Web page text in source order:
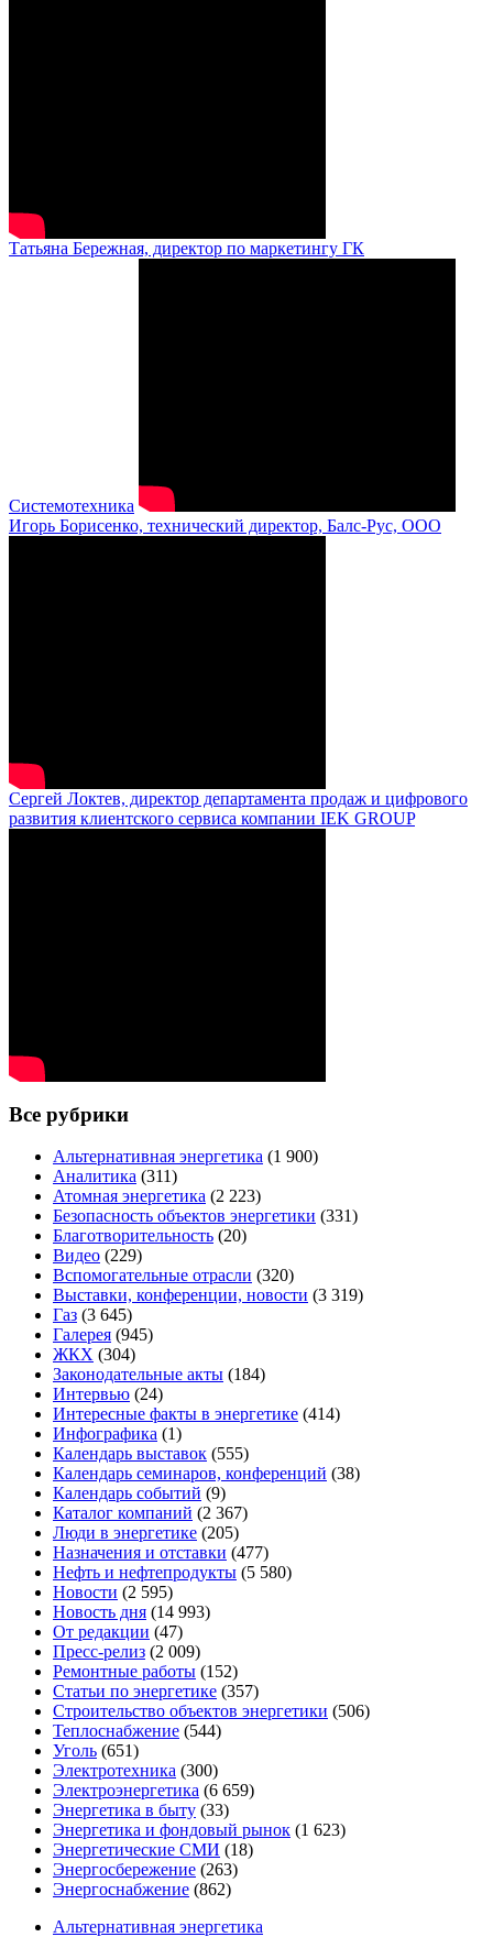
Татьяна Бережная, директор по маркетингу ГК
Системотехника
Игорь Борисенко, технический директор, Балс-Рус, ООО
Сергей Локтев, директор департамента продаж и цифрового
развития клиентского сервиса компании IEK GROUP
Все рубрики
Альтернативная энергетика (1 900)
Аналитика (311)
Атомная энергетика (2 223)
Безопасность объектов энергетики (331)
Благотворительность (20)
Видео (229)
Вспомогательные отрасли (320)
Выставки, конференции, новости (3 319)
Газ (3 645)
Галерея (945)
ЖКХ (304)
Законодательные акты (184)
Интервью (24)
Интересные факты в энергетике (414)
Инфографика (1)
Календарь выставок (555)
Календарь семинаров, конференций (38)
Календарь событий (9)
Каталог компаний (2 367)
Люди в энергетике (205)
Назначения и отставки (477)
Нефть и нефтепродукты (5 580)
Новости (2 595)
Новость дня (14 993)
От редакции (47)
Пресс-релиз (2 009)
Ремонтные работы (152)
Статьи по энергетике (357)
Строительство объектов энергетики (506)
Теплоснабжение (544)
Уголь (651)
Электротехника (300)
Электроэнергетика (6 659)
Энергетика в быту (33)
Энергетика и фондовый рынок (1 623)
Энергетические СМИ (18)
Энергосбережение (263)
Энергоснабжение (862)
Альтернативная энергетика